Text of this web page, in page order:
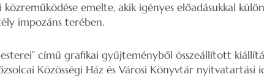
közreműködése emelte, akik igényes előadásukkal
impozáns terében.
című grafikai gyűjteményből összeállított
Közösségi Ház és Városi Könyvtár nyitvatartási